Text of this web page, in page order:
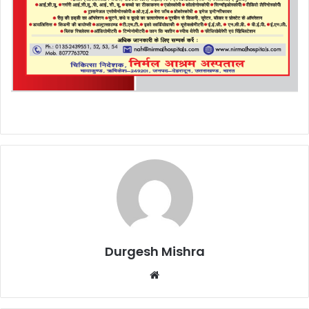
Durgesh Mishra
Website